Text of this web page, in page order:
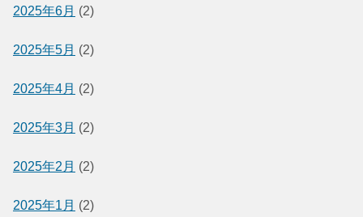
2025年6月 (2)
2025年5月 (2)
2025年4月 (2)
2025年3月 (2)
2025年2月 (2)
2025年1月 (2)